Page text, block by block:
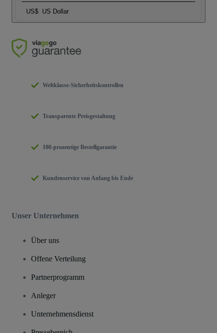
US$ US Dollar
Weltklasse-Sicherheitskontrollen
Transparente Preisgestaltung
100-prozentige Bestellgarantie
Kundenservice von Anfang bis Ende
Unser Unternehmen
Über uns
Offene Verteilung
Partnerprogramm
Anleger
Unternehmensdienst